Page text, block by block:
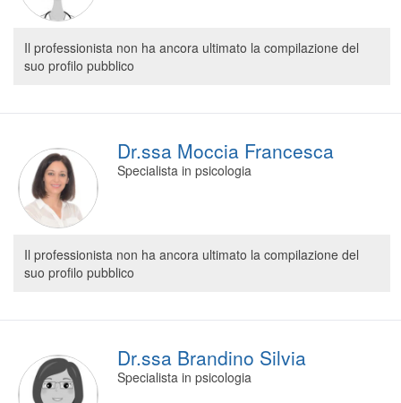
Il professionista non ha ancora ultimato la compilazione del
suo profilo pubblico
Dr.ssa Moccia Francesca
Specialista in psicologia
Il professionista non ha ancora ultimato la compilazione del
suo profilo pubblico
Dr.ssa Brandino Silvia
Specialista in psicologia